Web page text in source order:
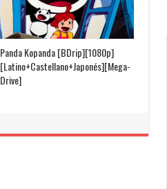
Panda Kopanda [BDrip][1080p]
[Latino+Castellano+Japonés][Mega-
Drive]